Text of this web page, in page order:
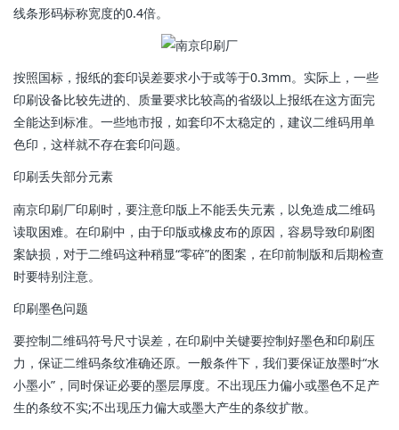
线条形码标称宽度的0.4倍。
按照国标，报纸的套印误差要求小于或等于0.3mm。实际上，一些
印刷设备比较先进的、质量要求比较高的省级以上报纸在这方面完
全能达到标准。一些地市报，如套印不太稳定的，建议二维码用单
色印，这样就不存在套印问题。
印刷丢失部分元素
南京印刷厂印刷时，要注意印版上不能丢失元素，以免造成二维码
读取困难。在印刷中，由于印版或橡皮布的原因，容易导致印刷图
案缺损，对于二维码这种稍显“零碎”的图案，在印前制版和后期检查
时要特别注意。
印刷墨色问题
要控制二维码符号尺寸误差，在印刷中关键要控制好墨色和印刷压
力，保证二维码条纹准确还原。一般条件下，我们要保证放墨时“水
小墨小”，同时保证必要的墨层厚度。不出现压力偏小或墨色不足产
生的条纹不实;不出现压力偏大或墨大产生的条纹扩散。